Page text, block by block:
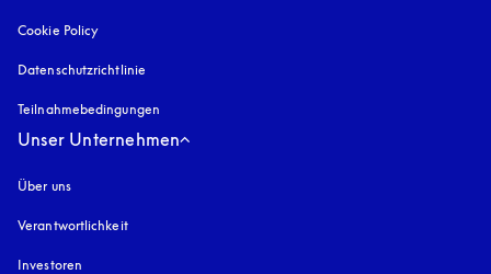
Cookie Policy
Datenschutzrichtlinie
Teilnahmebedingungen
Unser Unternehmen
Über uns
Verantwortlichkeit
Investoren